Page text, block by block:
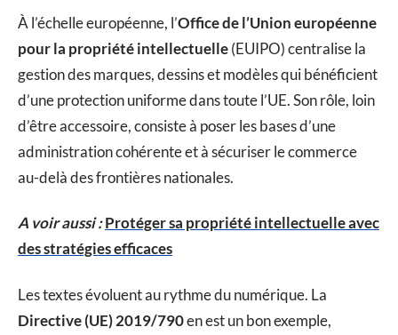
À l’échelle européenne, l’Office de l’Union européenne
pour la propriété intellectuelle(EUIPO) centralise la
gestion des marques, dessins et modèles qui bénéficient
d’une protection uniforme dans toute l’UE. Son rôle, loin
d’être accessoire, consiste à poser les bases d’une
administration cohérente et à sécuriser le commerce
au-delà des frontières nationales.
A voir aussi :Protéger sa propriété intellectuelle avec
des stratégies efficaces
Les textes évoluent au rythme du numérique. La
Directive (UE) 2019/790en est un bon exemple,